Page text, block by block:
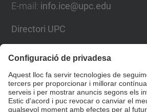
E-mail: info.ice@upc.edu
Directori UPC
Formulari de contacte
Llista Xarxes Socials